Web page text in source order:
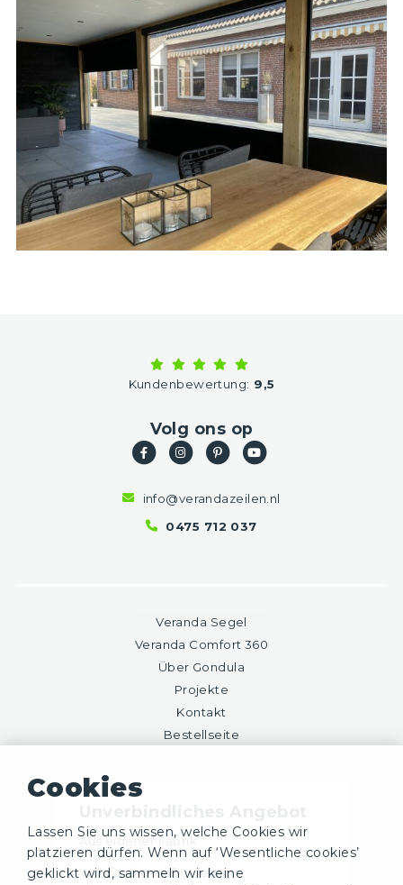
Kundenbewertung: 9,5
Volg ons op
info@verandazeilen.nl
0475 712 037
Veranda Segel
Veranda Comfort 360
Über Gondula
Projekte
Kontakt
Bestellseite
Aus eigener Fabrik
Vollständig maßgefertigt
Cookies
Lassen Sie uns wissen, welche Cookies wir
platzieren dürfen. Wenn auf ‘Wesentliche cookies’
geklickt wird, sammeln wir keine